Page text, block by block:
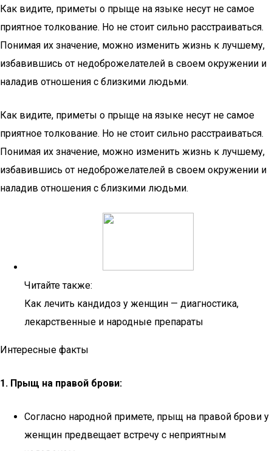
Как видите, приметы о прыще на языке несут не самое
приятное толкование. Но не стоит сильно расстраиваться.
Понимая их значение, можно изменить жизнь к лучшему,
избавившись от недоброжелателей в своем окружении и
наладив отношения с близкими людьми.
Как видите, приметы о прыще на языке несут не самое
приятное толкование. Но не стоит сильно расстраиваться.
Понимая их значение, можно изменить жизнь к лучшему,
избавившись от недоброжелателей в своем окружении и
наладив отношения с близкими людьми.
Читайте также:
Как лечить кандидоз у женщин — диагностика,
лекарственные и народные препараты
Интересные факты
1. Прыщ на правой брови:
Согласно народной примете, прыщ на правой брови у
женщин предвещает встречу с неприятным